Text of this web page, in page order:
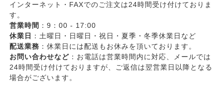
インターネット・FAXでのご注文は24時間受け付けておりま
す。
営業時間 ：9：00 - 17:00
休業日
：土曜日・日曜日・祝日・夏季・冬季休業日など
配送業務 ：休業日には配送もお休みを頂いております。
お問い合わせなど：お電話は営業時間内に対応、メールでは
24時間受け付けておりますが、ご返信は翌営業日以降となる
場合がございます。